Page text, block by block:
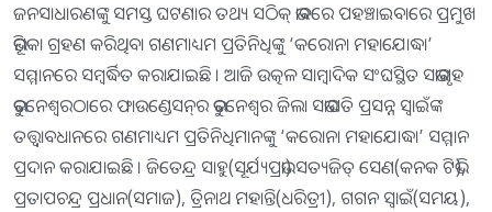
ଜନସାଧାରଣଙ୍କୁ ସମସ୍ତ ଘଟଣାର ତଥ୍ୟ ସଠିକ୍‍ ଭାବରେ ପହଞ୍ଚାଇବାରେ ପ୍ରମୁଖ
ଭୂମିକା ଗ୍ରହଣ କରିଥିବା ଗଣମାଧ୍ୟମ ପ୍ରତିନିଧିଙ୍କୁ ‘କରୋନା ମହାଯୋଦ୍ଧା’
ସମ୍ମାନରେ ସମ୍ବର୍ଦ୍ଧିତ କରାଯାଇଛି । ଆଜି ଉତ୍କଳ ସାମ୍ବାଦିକ ସଂଘସ୍ଥିତ ସଭାଗୃହ
ଭୁବନେଶ୍ୱରଠାରେ ଫାଉଣ୍ଡେସନ୍‍ର ଭୁବନେଶ୍ୱର ଜିଲା ସଭାପତି ପ୍ରସନ୍ନ ସ୍ୱାଇଁଙ୍କ
ତତ୍ତ୍ୱାବଧାନରେ ଗଣମାଧ୍ୟମ ପ୍ରତିନିଧିମାନଙ୍କୁ ‘କରୋନା ମହାଯୋଦ୍ଧା’ ସମ୍ମାନ
ପ୍ରଦାନ କରାଯାଇଛି । ଜିତେନ୍ଦ୍ର ସାହୁ(ସୂର୍ଯ୍ୟପ୍ରଭା) ସତ୍ୟଜିତ୍‍ ସେଣ(କନକ ଟିଭି),
ପ୍ରତାପଚନ୍ଦ୍ର ପ୍ରଧାନ(ସମାଜ), ତ୍ରିନାଥ ମହାନ୍ତି(ଧରିତ୍ରୀ), ଗଗନ ସ୍ୱାଇଁ(ସମୟ),